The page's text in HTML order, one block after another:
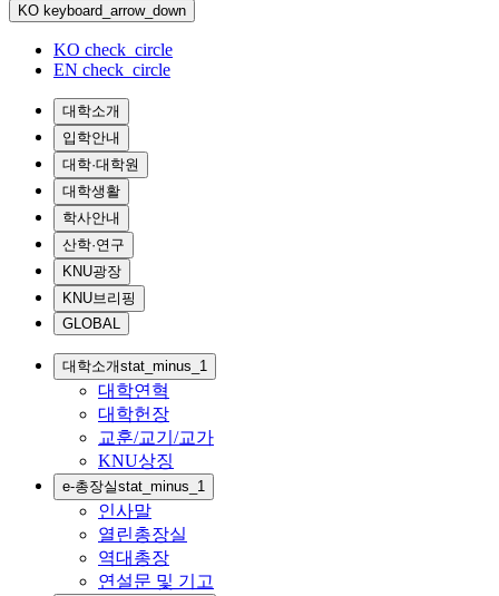
KO keyboard_arrow_down
KO check_circle
EN check_circle
대학소개
입학안내
대학·대학원
대학생활
학사안내
산학·연구
KNU광장
KNU브리핑
GLOBAL
대학소개stat_minus_1
대학연혁
대학헌장
교훈/교기/교가
KNU상징
e-총장실stat_minus_1
인사말
열린총장실
역대총장
연설문 및 기고